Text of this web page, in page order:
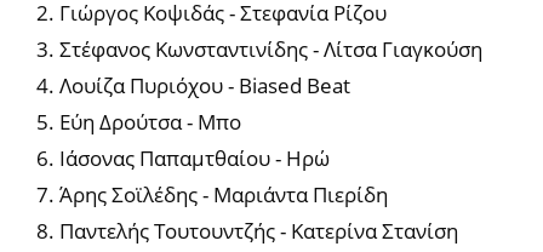
Γιώργος Κοψιδάς - Στεφανία Ρίζου
Στέφανος Κωνσταντινίδης - Λίτσα Γιαγκούση
Λουίζα Πυριόχου - Biased Beat
Εύη Δρούτσα - Μπο
Ιάσονας Παπαμτθαίου - Ηρώ
Άρης Σοϊλέδης - Μαριάντα Πιερίδη
Παντελής Τουτουντζής - Κατερίνα Στανίση